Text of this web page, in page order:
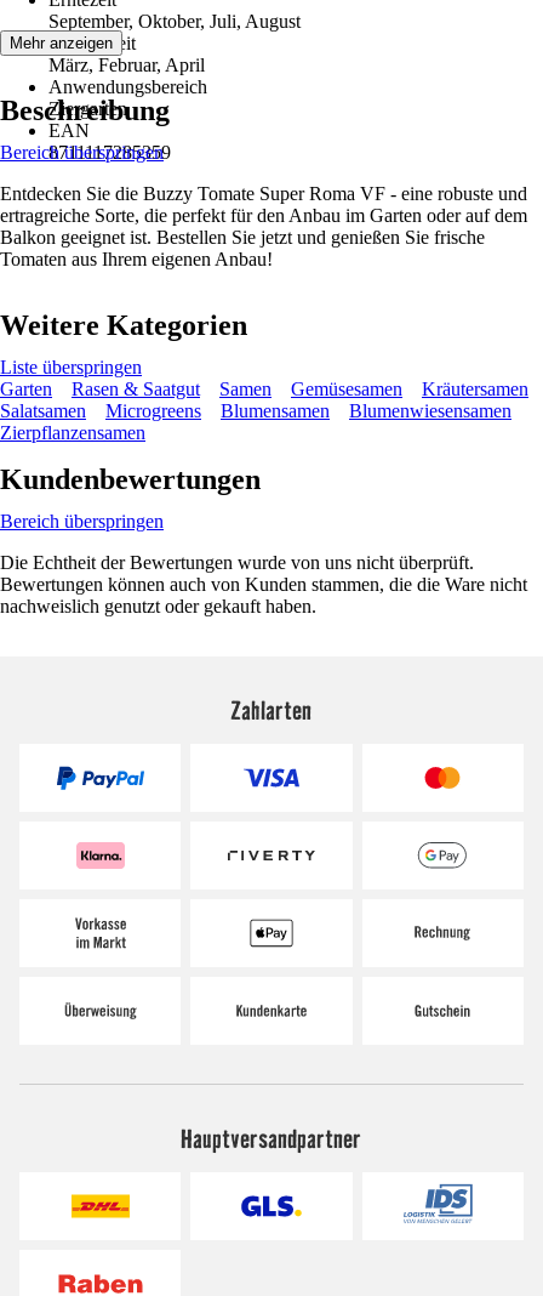
September, Oktober, Juli, August
Aussaatzeit
März, Februar, April
Anwendungsbereich
Ziergarten
EAN
8711117285359
Mehr anzeigen
Beschreibung
Bereich überspringen
Entdecken Sie die Buzzy Tomate Super Roma VF - eine robuste und
ertragreiche Sorte, die perfekt für den Anbau im Garten oder auf dem
Balkon geeignet ist. Bestellen Sie jetzt und genießen Sie frische
Tomaten aus Ihrem eigenen Anbau!
Weitere Kategorien
Liste überspringen
Garten
Rasen & Saatgut Samen Gemüsesamen
Kräutersamen
Salatsamen
Microgreens Blumensamen
Blumenwiesensamen
Zierpflanzensamen
Kundenbewertungen
Bereich überspringen
Die Echtheit der Bewertungen wurde von uns nicht überprüft.
Bewertungen können auch von Kunden stammen, die die Ware nicht
nachweislich genutzt oder gekauft haben.
Zahlarten
Hauptversandpartner